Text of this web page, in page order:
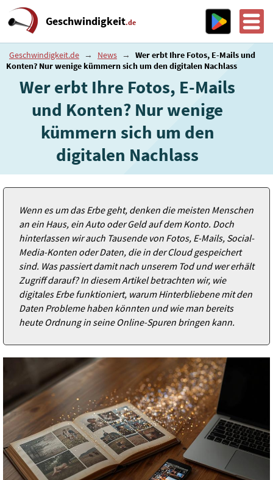
Geschwindigkeit.de
Geschwindigkeit.de → News →
Wer erbt Ihre Fotos, E-Mails und
Konten? Nur wenige kümmern sich um den digitalen Nachlass
Wer erbt Ihre Fotos, E-Mails
und Konten? Nur wenige
kümmern sich um den
digitalen Nachlass
Wenn es um das Erbe geht, denken die meisten Menschen
an ein Haus, ein Auto oder Geld auf dem Konto. Doch
hinterlassen wir auch Tausende von Fotos, E-Mails, Social-
Media-Konten oder Daten, die in der Cloud gespeichert
sind. Was passiert damit nach unserem Tod und wer erhält
Zugriff darauf? In diesem Artikel betrachten wir, wie
digitales Erbe funktioniert, warum Hinterbliebene mit den
Daten Probleme haben könnten und wie man bereits
heute Ordnung in seine Online-Spuren bringen kann.